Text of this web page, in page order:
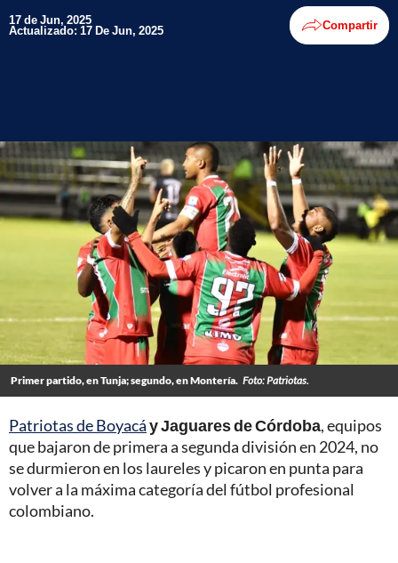
17 de Jun, 2025
Actualizado: 17 De Jun, 2025 Compartir
Primer partido, en Tunja; segundo, en Montería. Foto: Patriotas.
Patriotas de Boyacáy Jaguares de Córdoba, equipos
que bajaron de primera a segunda división en 2024, no
se durmieron en los laureles y picaron en punta para
volver a la máxima categoría del fútbol profesional
colombiano.